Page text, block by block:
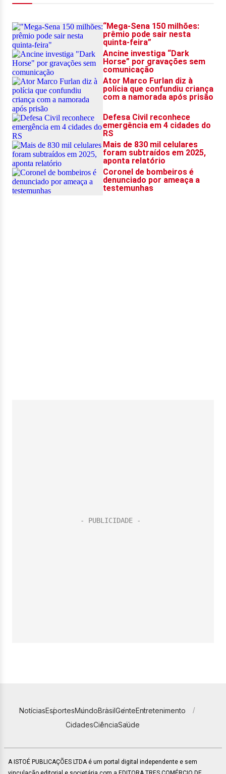
NotíciasEsportesMundoBrasilGenteEntretenimento
CidadesCiênciaSaúde
A ISTOÉ PUBLICAÇÕES LTDA é um portal digital independente e sem